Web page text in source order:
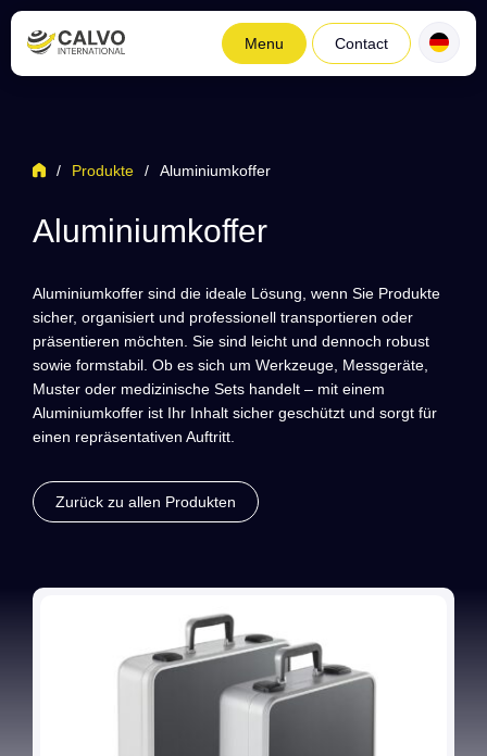
Menu Contact
/ Produkte / Aluminiumkoffer
Aluminiumkoffer
Aluminiumkoffer sind die ideale Lösung, wenn Sie Produkte
sicher, organisiert und professionell transportieren oder
präsentieren möchten. Sie sind leicht und dennoch robust
sowie formstabil. Ob es sich um Werkzeuge, Messgeräte,
Muster oder medizinische Sets handelt – mit einem
Aluminiumkoffer ist Ihr Inhalt sicher geschützt und sorgt für
einen repräsentativen Auftritt.
Zurück zu allen Produkten